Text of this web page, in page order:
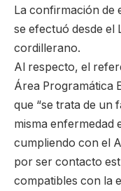
La confirmación de
se efectuó desde el
cordillerano.
Al respecto, el
Área Programática
que “se trata de un
misma enfermedad
cumpliendo con el
por ser contacto
compatibles con la